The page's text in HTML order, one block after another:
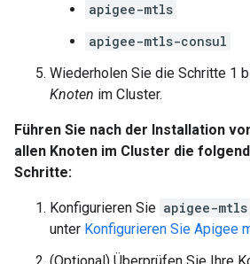
apigee-mtls
apigee-mtls-consul
Wiederholen Sie die Schritte 1
Knoten im Cluster.
Führen Sie nach der Installation
allen Knoten im Cluster die
Schritte:
Konfigurieren Sie apigee-mtls
unter Konfigurieren Sie Apigee